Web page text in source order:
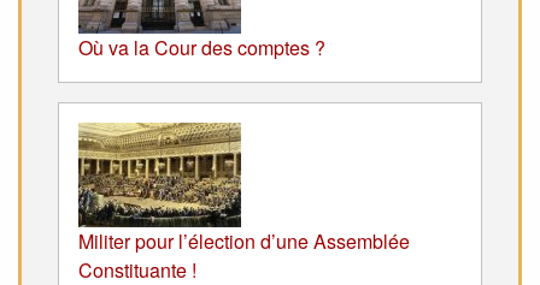
Où va la Cour des comptes ?
Militer pour l’élection d’une Assemblée
Constituante !